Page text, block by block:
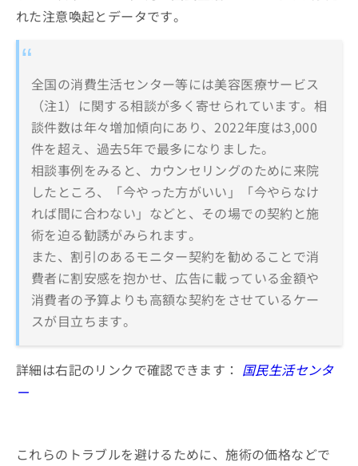
れた注意喚起とデータです。
全国の消費生活センター等には美容医療サービス
（注1）に関する相談が多く寄せられています。相
談件数は年々増加傾向にあり、2022年度は3,000
件を超え、過去5年で最多になりました。
相談事例をみると、カウンセリングのために来院
したところ、「今やった方がいい」「今やらなけ
れば間に合わない」などと、その場での契約と施
術を迫る勧誘がみられます。
また、割引のあるモニター契約を勧めることで消
費者に割安感を抱かせ、広告に載っている金額や
消費者の予算よりも高額な契約をさせているケー
スが目立ちます。
詳細は右記のリンクで確認できます： 国民生活センタ
ー
これらのトラブルを避けるために、施術の価格などで